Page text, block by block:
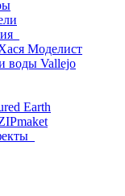
Моделист
воды Vallejo
Earth